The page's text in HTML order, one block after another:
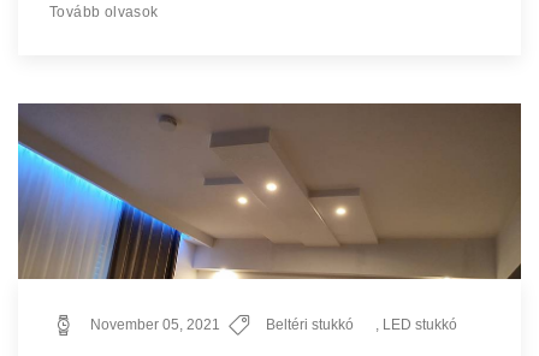
Tovább olvasok
November 05, 2021 Beltéri stukkó , LED stukkó